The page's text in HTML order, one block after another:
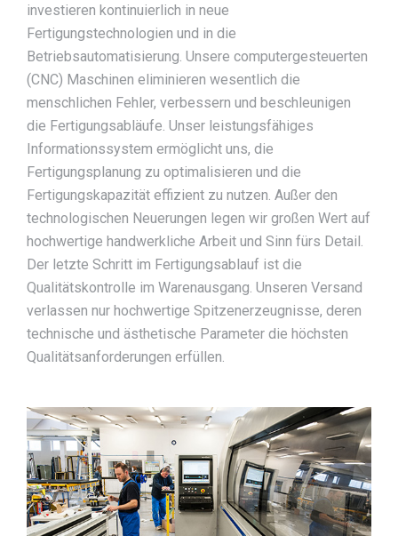
investieren kontinuierlich in neue
Fertigungstechnologien und in die
Betriebsautomatisierung. Unsere computergesteuerten
(CNC) Maschinen eliminieren wesentlich die
menschlichen Fehler, verbessern und beschleunigen
die Fertigungsabläufe. Unser leistungsfähiges
Informationssystem ermöglicht uns, die
Fertigungsplanung zu optimalisieren und die
Fertigungskapazität effizient zu nutzen. Außer den
technologischen Neuerungen legen wir großen Wert auf
hochwertige handwerkliche Arbeit und Sinn fürs Detail.
Der letzte Schritt im Fertigungsablauf ist die
Qualitätskontrolle im Warenausgang. Unseren Versand
verlassen nur hochwertige Spitzenerzeugnisse, deren
technische und ästhetische Parameter die höchsten
Qualitätsanforderungen erfüllen.